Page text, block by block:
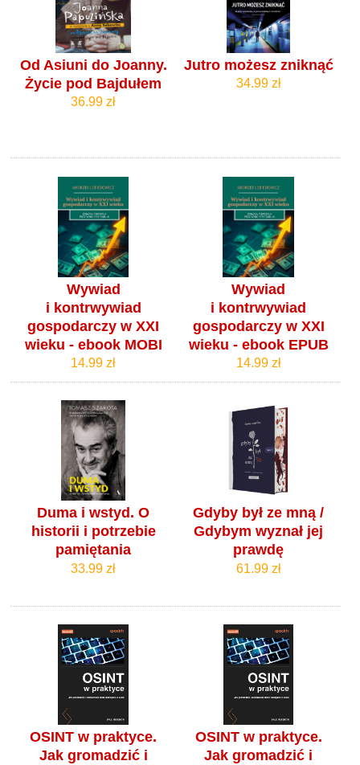
Od Asiuni do Joanny.
Życie pod Bajdułem
36.99 zł
Jutro możesz zniknąć
34.99 zł
Wywiad
i kontrwywiad
gospodarczy w XXI
wieku - ebook MOBI
14.99 zł
Wywiad
i kontrwywiad
gospodarczy w XXI
wieku - ebook EPUB
14.99 zł
Duma i wstyd. O
historii i potrzebie
pamiętania
33.99 zł
Gdyby był ze mną /
Gdybym wyznał jej
prawdę
61.99 zł
OSINT w praktyce.
Jak gromadzić i
OSINT w praktyce.
Jak gromadzić i